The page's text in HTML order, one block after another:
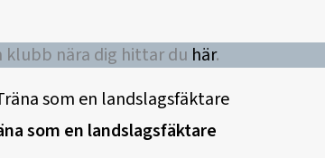
klubb nära dig hittar du här.
som en landslagsfäktare